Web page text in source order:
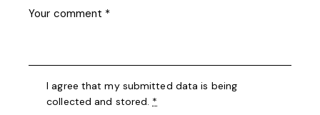
I agree that my submitted data is being
collected and stored. *